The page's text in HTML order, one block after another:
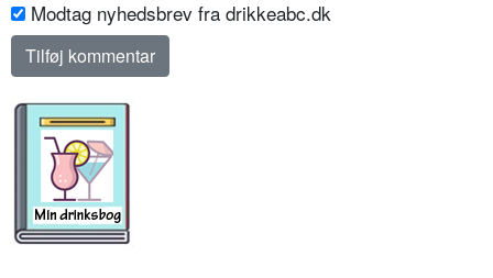
Modtag nyhedsbrev fra drikkeabc.dk